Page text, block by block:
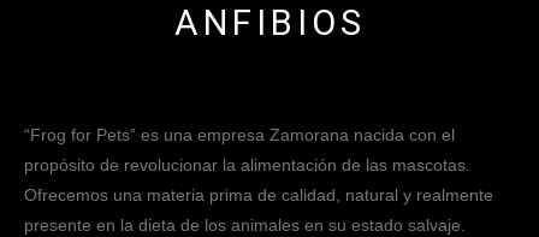
ANFIBIOS
“Frog for Pets” es una empresa Zamorana nacida con el
propósito de revolucionar la alimentación de las mascotas.
Ofrecemos una materia prima de calidad, natural y realmente
presente en la dieta de los animales en su estado salvaje.